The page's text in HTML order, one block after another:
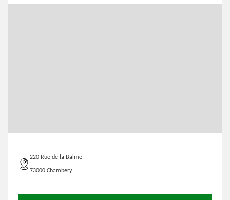
220 Rue de la Balme
73000 Chambery